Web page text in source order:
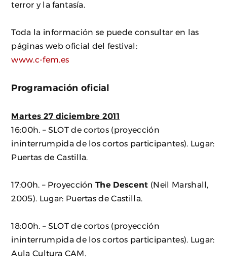
terror y la fantasía.
Toda la información se puede consultar en las
páginas web oficial del festival:
www.c-fem.es
Programación oficial
Martes 27 diciembre 2011
16:00h. – SLOT de cortos (proyección
ininterrumpida de los cortos participantes). Lugar:
Puertas de Castilla.
17:00h. – ProyecciónThe Descent (Neil Marshall,
2005). Lugar: Puertas de Castilla.
18:00h. – SLOT de cortos (proyección
ininterrumpida de los cortos participantes). Lugar:
Aula Cultura CAM.